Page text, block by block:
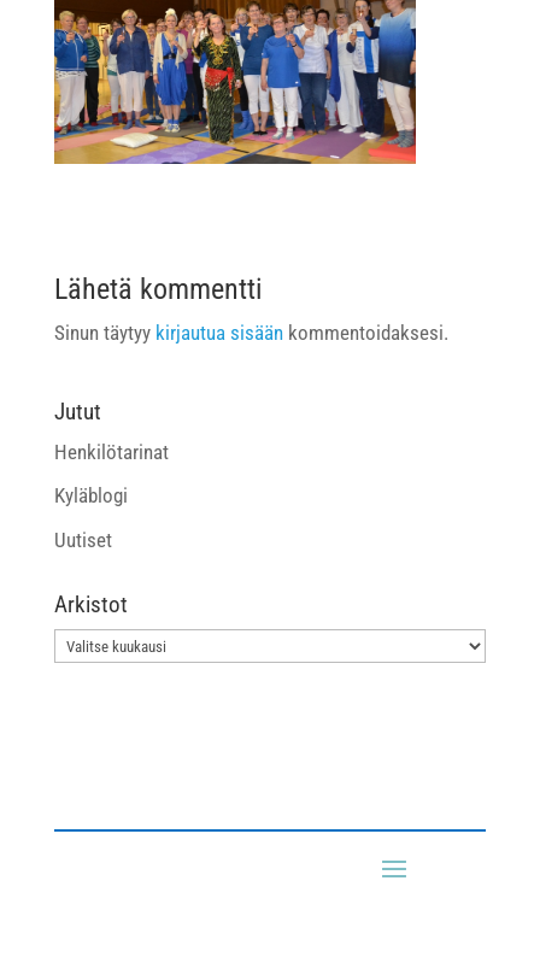
Lähetä kommentti
Sinun täytyy kirjautua sisäänkommentoidaksesi.
Jutut
Henkilötarinat
Kyläblogi
Uutiset
Arkistot
Arkistot